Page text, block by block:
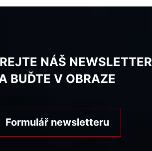
NÁŠ NEWSLETTER
BUĎTE V OBRAZE
Formulář newsletteru